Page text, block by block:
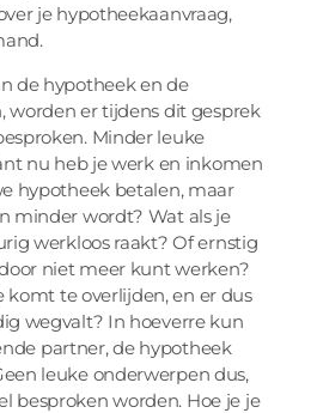
je hypotheekaanvraag,
de hypotheek en de
worden er tijdens dit gesprek
Minder leuke
nu heb je werk en inkomen
hypotheek betalen, maar
minder wordt? Wat als je
werkloos raakt? Of ernstig
niet meer kunt werken?
komt te overlijden, en er dus
wegvalt? In hoeverre kun
partner, de hypotheek
leuke onderwerpen dus,
besproken worden. Hoe je je